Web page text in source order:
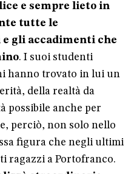
e sempre lieto in
tutte le
gli accadimenti che
. I suoi studenti
hanno trovato in lui un
della realtà da
possibile anche per
perciò, non solo nello
figura che negli ultimi
ragazzi a Portofranco.